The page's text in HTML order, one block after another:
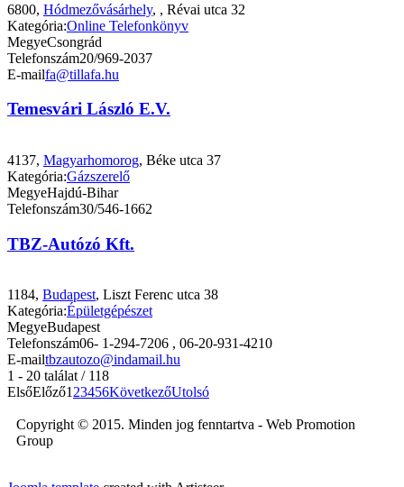
6800, Hódmezővásárhely, , Révai utca 32
Kategória:Online Telefonkönyv
MegyeCsongrád
Telefonszám20/969-2037
E-mailfa@tillafa.hu
Temesvári László E.V.
4137, Magyarhomorog, Béke utca 37
Kategória:Gázszerelő
MegyeHajdú-Bihar
Telefonszám30/546-1662
TBZ-Autózó Kft.
1184, Budapest, Liszt Ferenc utca 38
Kategória:Épületgépészet
MegyeBudapest
Telefonszám06- 1-294-7206 , 06-20-931-4210
E-mailtbzautozo@indamail.hu
1 - 20 találat / 118
ElsőElőző1 23456KövetkezőUtolsó
Copyright © 2015. Minden jog fenntartva - Web Promotion
Group